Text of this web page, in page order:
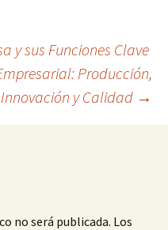
y sus Funciones Clave
Producción,
Innovación y Calidad →
no será publicada. Los